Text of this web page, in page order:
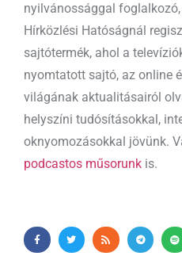
nyilvánossággal
Hírközlési Hatóságnál
sajtótermék, ahol a
nyomtatott sajtó, az online
világának aktualitásairól
helyszíni tudósításokkal,
oknyomozásokkal jövünk.
podcastos műsorunk is.